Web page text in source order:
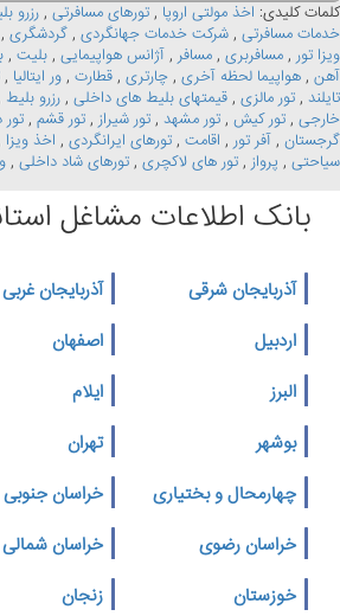
کلمات کلیدی: اخذ مولتی اروپا , تورهای مسافرتی , رزرو
خدمات مسافرتی , شرکت خدمات جهانگردی , گردشگری ,
ویزا تور , مسافربری , مسافر , آژانس هواپیمایی , بلیت ,
آهن , هواپیما لحظه آخری , چارتری , قطارت , ور ایتالیا ,
تایلند , تور مالزی , قیمتهای بلیط های داخلی , رزرو بلیط
خارجی , تور کیش , تور مشهد , تور شیراز , تور قشم ,
گرجستان , آفر تور , اقامت , تورهای ایرانگردی , اخذ ویزا
سیاحتی , پرواز , تور های لاکچری , تورهای شاد داخلی ,
بانک اطلاعات مشاغل
آذربایجان شرقی
آذربایجان غربی
اردبیل
اصفهان
البرز
ایلام
بوشهر
تهران
چهارمحال و بختیاری
خراسان جنوبی
خراسان رضوی
خراسان شمالی
خوزستان
زنجان